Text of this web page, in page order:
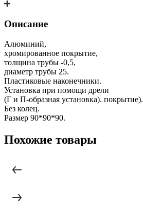
Описание
Алюминий,
хромированное покрытие,
толщина трубы -0,5,
диаметр трубы 25.
Пластиковые наконечники.
Установка при помощи дрели
(Г и П-образная установка). покрытие).
Без колец.
Размер 90*90*90.
Похожие товары